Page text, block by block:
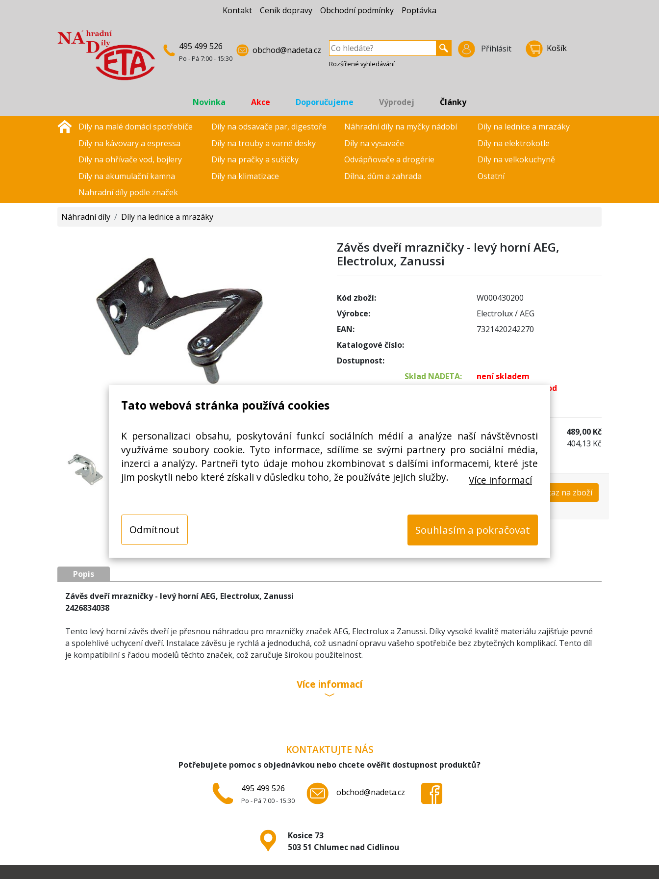
Tato webová stránka používá cookies
K personalizaci obsahu, poskytování funkcí sociálních médií a analýze naší návštěvnosti
využíváme soubory cookie. Tyto informace, sdílíme se svými partnery pro sociální média,
inzerci a analýzy. Partneři tyto údaje mohou zkombinovat s dalšími informacemi, které jste
jim poskytli nebo které získali v důsledku toho, že používáte jejich služby.
Více informací
Souhlasím a pokračovat
Odmítnout
Kontakt Ceník dopravy Obchodní podmínky Poptávka
495 499 526
Po - Pá 7:00 - 15:30
obchod@nadeta.cz Přihlásit Košík
Rozšířené vyhledávání
Novinka Akce Doporučujeme Výprodej Články
Díly na malé domácí spotřebiče Díly na odsavače par, digestoře Náhradní díly na myčky nádobí
Díly na lednice a mrazáky
Díly na kávovary a espressa
Díly na trouby a varné desky Díly na vysavače
Díly na elektrokotle
Díly na ohřívače vod, bojlery
Díly na pračky a sušičky Odvápňovače a drogérie
Díly na velkokuchyně
Díly na akumulační kamna
Díly na klimatizace Dílna, dům a zahrada
Ostatní
Nahradní díly podle značek
Náhradní díly / Díly na lednice a mrazáky
Závěs dveří mrazničky - levý horní AEG,
Electrolux, Zanussi
Kód zboží:
W000430200
Výrobce:
Electrolux / AEG
EAN:
7321420242270
Katalogové číslo:
Dostupnost:
Sklad NADETA:
není skladem
k dispozici do 48 hod
Cena s DPH:
489,00 Kč
Cena bez DPH:
404,13 Kč
Dotaz na zboží
Popis
Závěs dveří mrazničky - levý horní AEG, Electrolux, Zanussi
2426834038
Tento levý horní závěs dveří je přesnou náhradou pro mrazničky značek AEG, Electrolux a Zanussi. Díky vysoké kvalitě materiálu zajišťuje pevné
a spolehlivé uchycení dveří. Instalace závěsu je rychlá a jednoduchá, což usnadní opravu vašeho spotřebiče bez zbytečných komplikací. Tento díl
je kompatibilní s řadou modelů těchto značek, což zaručuje širokou použitelnost.
Více informací
KONTAKTUJTE NÁS
Potřebujete pomoc s objednávkou nebo chcete ověřit dostupnost produktů?
495 499 526
Po - Pá 7:00 - 15:30
obchod@nadeta.cz
Kosice 73
503 51 Chlumec nad Cidlinou